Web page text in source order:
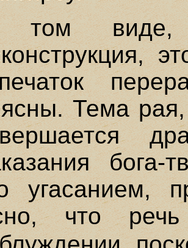
том виде,
Тема рая,
угасанием,
что